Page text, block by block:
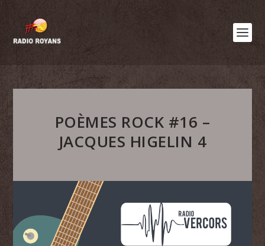
POÈMES ROCK #16 –
JACQUES HIGELIN 4